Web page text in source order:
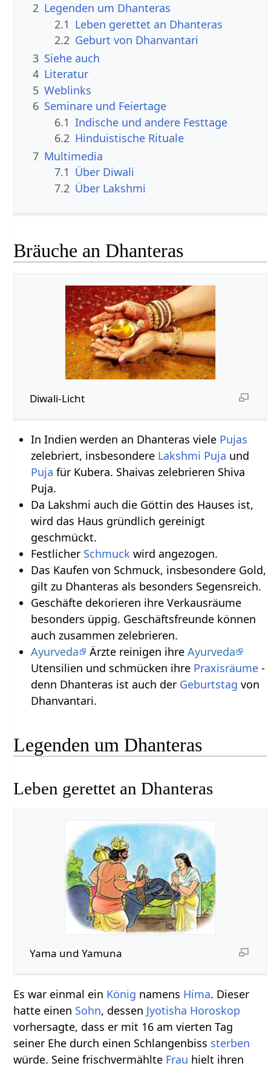
2 Legenden um Dhanteras
2.1 Leben gerettet an Dhanteras
2.2 Geburt von Dhanvantari
3 Siehe auch
4 Literatur
5 Weblinks
6 Seminare und Feiertage
6.1 Indische und andere Festtage
6.2 Hinduistische Rituale
7 Multimedia
7.1 Über Diwali
7.2 Über Lakshmi
Bräuche an Dhanteras
Diwali-Licht
In Indien werden an Dhanteras viele Pujas
zelebriert, insbesondere Lakshmi Puja und
Puja für Kubera. Shaivas zelebrieren Shiva
Puja.
Da Lakshmi auch die Göttin des Hauses ist,
wird das Haus gründlich gereinigt
geschmückt.
Festlicher Schmuckwird angezogen.
Das Kaufen von Schmuck, insbesondere Gold,
gilt zu Dhanteras als besonders Segensreich.
Geschäfte dekorieren ihre Verkausräume
besonders üppig. Geschäftsfreunde können
auch zusammen zelebrieren.
Ayurveda
Ärzte reinigen ihre Ayurveda
Utensilien und schmücken ihre Praxisräume-
denn Dhanteras ist auch der Geburtstag von
Dhanvantari.
Legenden um Dhanteras
Leben gerettet an Dhanteras
Yama und Yamuna
Es war einmal ein König namens Hima. Dieser
hatte einen Sohn, dessen Jyotisha Horoskop
vorhersagte, dass er mit 16 am vierten Tag
seiner Ehe durch einen Schlangenbiss sterben
würde. Seine frischvermählte Frau hielt ihren